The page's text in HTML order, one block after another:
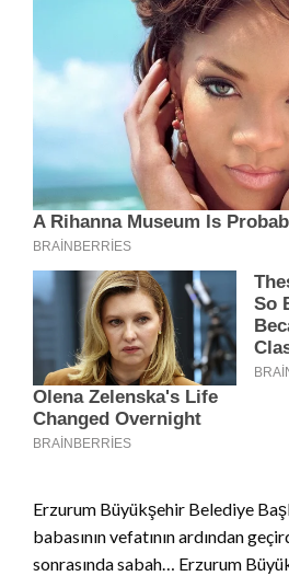
Erzurum Büyükşehir Belediye
babasının vefatının ardından
sonrasında sabah… Erzurum